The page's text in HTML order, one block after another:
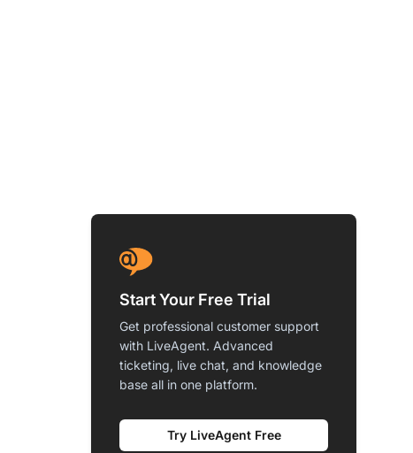
Start Your Free Trial
Get professional customer support
with LiveAgent. Advanced
ticketing, live chat, and knowledge
base all in one platform.
Try LiveAgent Free